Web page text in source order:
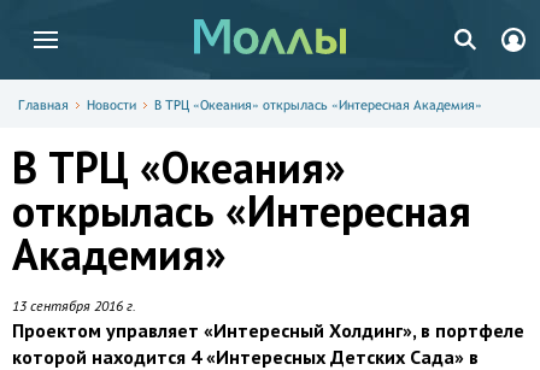
Главная Новости В ТРЦ «Океания» открылась «Интересная Академия»
В ТРЦ «Океания»
открылась «Интересная
Академия»
13 сентября 2016 г.
Проектом управляет «Интересный Холдинг», в портфеле
которой находится 4 «Интересных Детских Сада» в